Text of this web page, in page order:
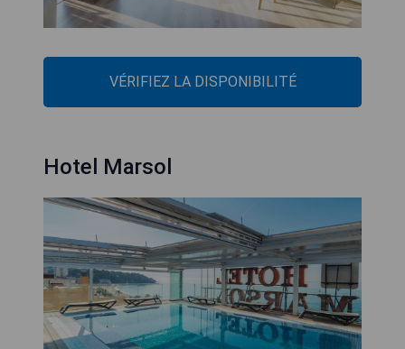
VÉRIFIEZ LA DISPONIBILITÉ
Hotel Marsol